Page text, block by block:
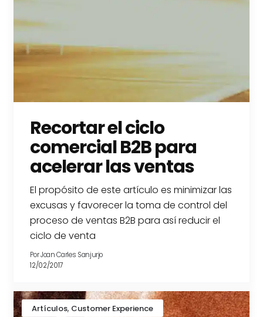
Recortar el ciclo
comercial B2B para
acelerar las ventas
El propósito de este artículo es minimizar las
excusas y favorecer la toma de control del
proceso de ventas B2B para así reducir el
ciclo de venta
PorJoan Carles Sanjurjo
12/02/2017
Artículos, Customer Experience